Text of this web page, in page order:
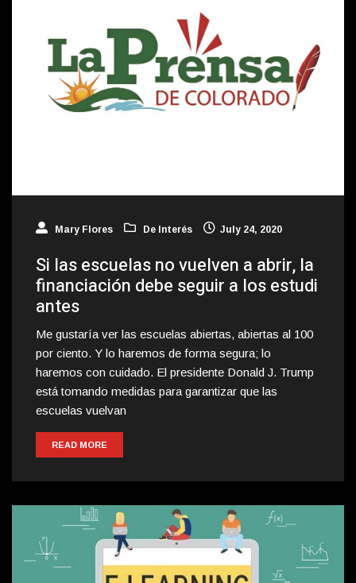
Mary Flores De Interés July 24, 2020
Si las escuelas no vuelven a abrir, la
financiación debe seguir a los estudi
antes
Me gustaría ver las escuelas abiertas, abiertas al 100
por ciento. Y lo haremos de forma segura; lo
haremos con cuidado. El presidente Donald J. Trump
está tomando medidas para garantizar que las
escuelas vuelvan
READ MORE